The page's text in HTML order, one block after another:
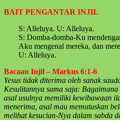
BAIT PENGANTAR INJIL
S: Alleluya. U: Alleluya.
S: Domba-domba-Ku
Aku mengenal mereka, dan
U: Alleluya.
Bacaan Injil – Markus 6:1-6
Yesus tidak diterima oleh sanak
Kesulitannya sama saja:
asal usulnya memiliki kewibawaan
menerima, asal mau memutuskan
melihat kesucian-Nya dalam sabda